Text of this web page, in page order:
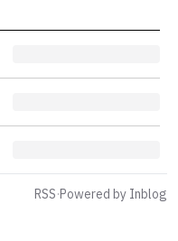
RSS·Powered by Inblog